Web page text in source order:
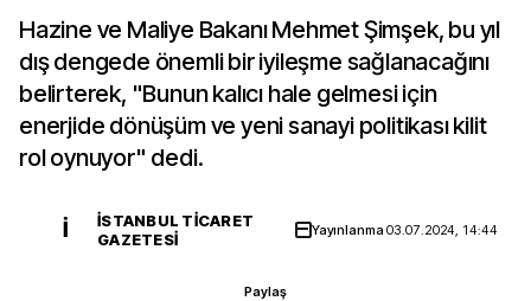
Hazine ve Maliye Bakanı Mehmet Şimşek, bu yıl
dış dengede önemli bir iyileşme sağlanacağını
belirterek, "Bunun kalıcı hale gelmesi için
enerjide dönüşüm ve yeni sanayi politikası kilit
rol oynuyor" dedi.
İ
İSTANBUL TICARET
GAZETESI
Yayınlanma03.07.2024, 14:44
Paylaş